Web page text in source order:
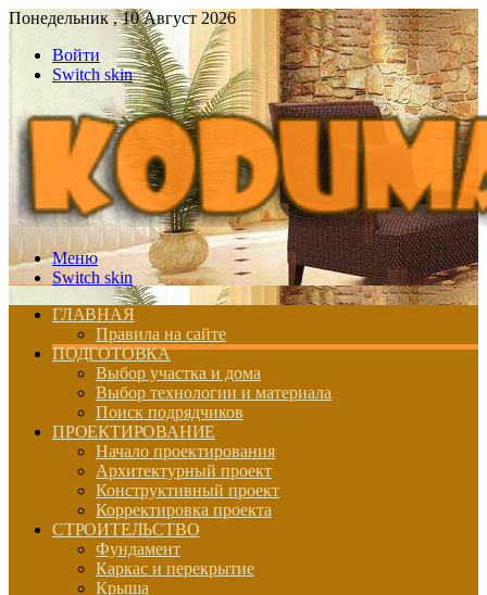
Понедельник , 10 Август 2026
Войти
Switch skin
Меню
Switch skin
ГЛАВНАЯ
Правила на сайте
ПОДГОТОВКА
Выбор участка и дома
Выбор технологии и материала
Поиск подрядчиков
ПРОЕКТИРОВАНИЕ
Начало проектирования
Архитектурный проект
Конструктивный проект
Корректировка проекта
СТРОИТЕЛЬСТВО
Фундамент
Каркас и перекрытие
Крыша